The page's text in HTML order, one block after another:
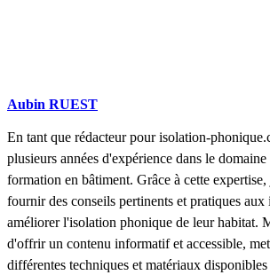
Aubin RUEST
En tant que rédacteur pour isolation-
plusieurs années d'expérience dans le
formation en bâtiment. Grâce à cette expertise,
fournir des conseils pertinents et pratiques aux
améliorer l'isolation phonique de leur habitat.
d'offrir un contenu informatif et accessible,
différentes techniques et matériaux